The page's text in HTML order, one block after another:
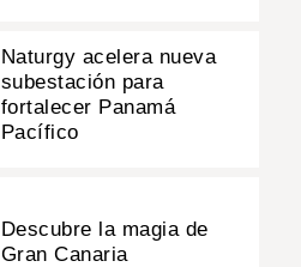
Naturgy acelera nueva
subestación para
fortalecer Panamá
Pacífico
Descubre la magia de
Gran Canaria